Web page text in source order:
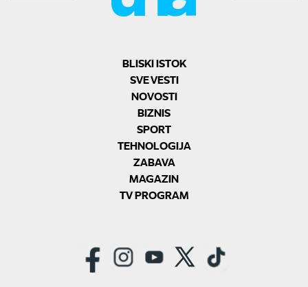
BLISKI ISTOK
SVE VESTI
NOVOSTI
BIZNIS
SPORT
TEHNOLOGIJA
ZABAVA
MAGAZIN
TV PROGRAM